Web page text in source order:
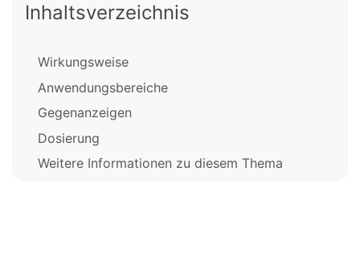
Inhaltsverzeichnis
Wirkungsweise
Anwendungsbereiche
Gegenanzeigen
Dosierung
Weitere Informationen zu diesem Thema